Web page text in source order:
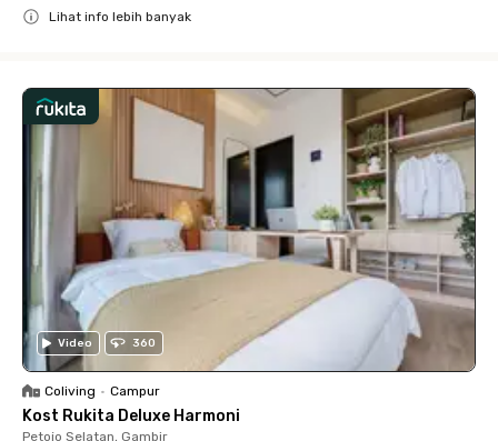
Lihat info lebih banyak
Video 360
Coliving • Campur
Kost Rukita Deluxe Harmoni
Petojo Selatan, Gambir